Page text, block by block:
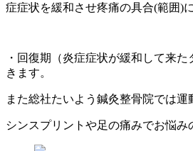
症症状を緩和させ疼痛の具合(範囲)
・回復期（炎症症状が緩和して来
きます。
また総社たいよう鍼灸整骨院では
シンスプリントや足の痛みでお悩み